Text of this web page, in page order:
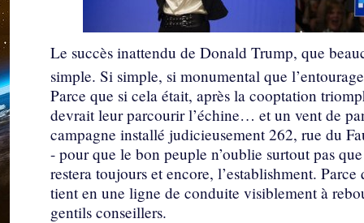
Le succès inattendu de Donald Trump, que
simple. Si simple, si monumental que
Parce que si cela était, après la cooptation
devrait leur parcourir l’échine… et un vent de
campagne installé judicieusement 262, rue du
- pour que le bon peuple n’oublie surtout pas
restera toujours et encore, l’establishment.
tient en une ligne de conduite visiblement à
gentils conseillers.